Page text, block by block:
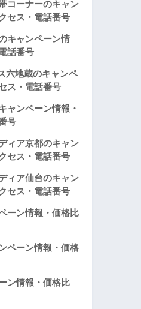
ーナーのキャン
セス・電話番号
キャンペーン情
話番号
地蔵のキャンペ
ス・電話番号
ャンペーン情報・
号
ィア京都のキャン
セス・電話番号
ィア仙台のキャン
セス・電話番号
ーン情報・価格比
ペーン情報・価格
ン情報・価格比